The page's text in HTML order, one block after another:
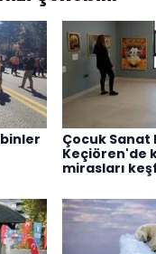
Çocuk Sanat
Keçiören'de
mirasları